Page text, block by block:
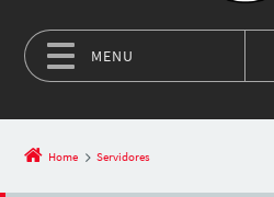
MENU
Home Servidores